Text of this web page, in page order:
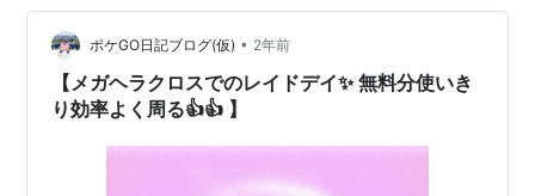
性能 ヘラクロスは食材ゲットSがメインスキルのスキル
とくいポケモンです。食材ゲットSのスキルとくいでは、
シャワーズと被りますね。 あと、入手食材のAがミツな
のは普通に強いです。ブイ…
ポケGO日記ブログ(仮) • 2年前
【メガヘラクロスでのレイドデイ✨ 無料分使いき
り効率よく周る👍👍 】